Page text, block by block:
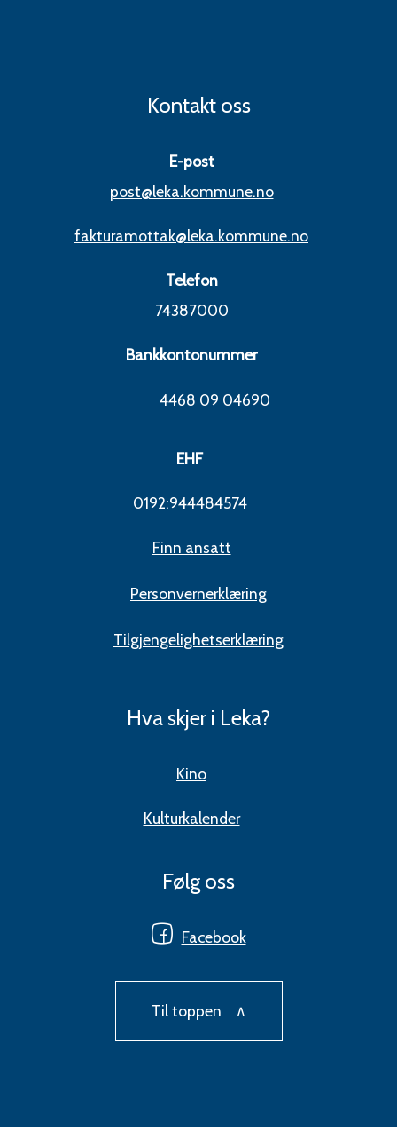
Kontakt oss
E-post
post@leka.kommune.no
fakturamottak@leka.kommune.no
Telefon
74387000
Bankkontonummer
4468 09 04690
EHF
0192:944484574
Finn ansatt
Personvernerklæring
Tilgjengelighetserklæring
Hva skjer i Leka?
Kino
Kulturkalender
Følg oss
Facebook
Til toppen